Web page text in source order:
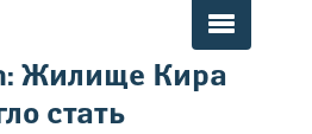
Жилище Кира
стать